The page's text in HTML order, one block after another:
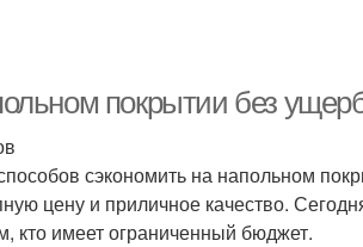
покрытии без
сэкономить на напольном
цену и приличное качество.
кто имеет ограниченный бюджет.